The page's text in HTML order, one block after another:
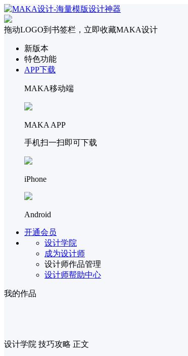
拖动LOGO到书签栏，立即收藏MAKA设计
新版本
特色功能
APP下载
MAKA移动端
MAKA APP
手机扫一扫即可下载
iPhone
Android
开通会员
设计学院
成为设计师
设计师作品管理
设计师帮助中心
我的作品
设计学院 技巧攻略 正文